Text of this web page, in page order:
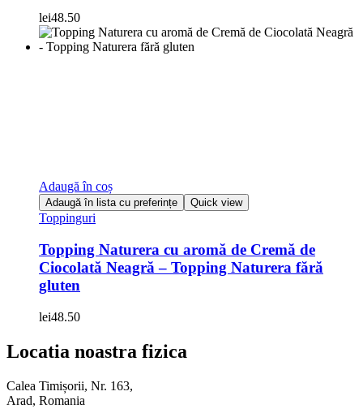
lei48.50
Adaugă în coș
Adaugă în lista cu preferințe Quick view
Toppinguri
Topping Naturera cu aromă de Cremă de
Ciocolată Neagră – Topping Naturera fără
gluten
lei48.50
Locatia noastra fizica
Calea Timișorii, Nr. 163,
Arad, Romania